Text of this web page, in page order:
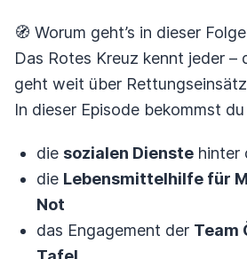
🧭 Worum geht’s in dieser
Das Rotes Kreuz kennt jeder –
geht weit über
In dieser Episode bekommst
die sozialen Dienste hinter
die Lebensmittelhilfe für
Not
das Engagement der Team